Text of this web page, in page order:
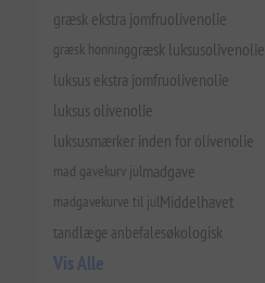
græsk ekstra jomfruolivenolie
græsk honninggræsk luksusolivenolie
luksus ekstra jomfruolivenolie
luksus olivenolie
luksusmærker inden for olivenolie
mad gavekurv julmadgave
madgavekurve til julMiddelhavet
tandlæge anbefalesøkologisk
Vis Alle